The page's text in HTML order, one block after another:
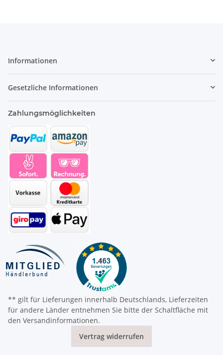
Informationen
Gesetzliche Informationen
Zahlungsmöglichkeiten
** gilt für Lieferungen innerhalb Deutschlands, Lieferzeiten
für andere Länder entnehmen Sie bitte der Schaltfläche mit
den Versandinformationen.
Vertrag widerrufen